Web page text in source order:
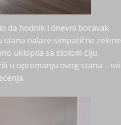
da hodnik i dnevni boravak
nalaze simpatične zelene
uklopila sa stolom čiju
u opremanju ovog stana – svi